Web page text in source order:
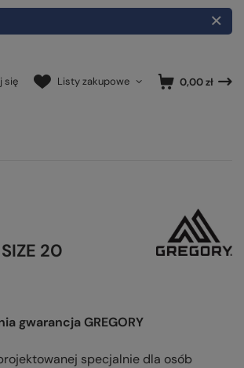
się Listy zakupowe 0,00 zł
20
gwarancja GREGORY
specjalnie dla osób